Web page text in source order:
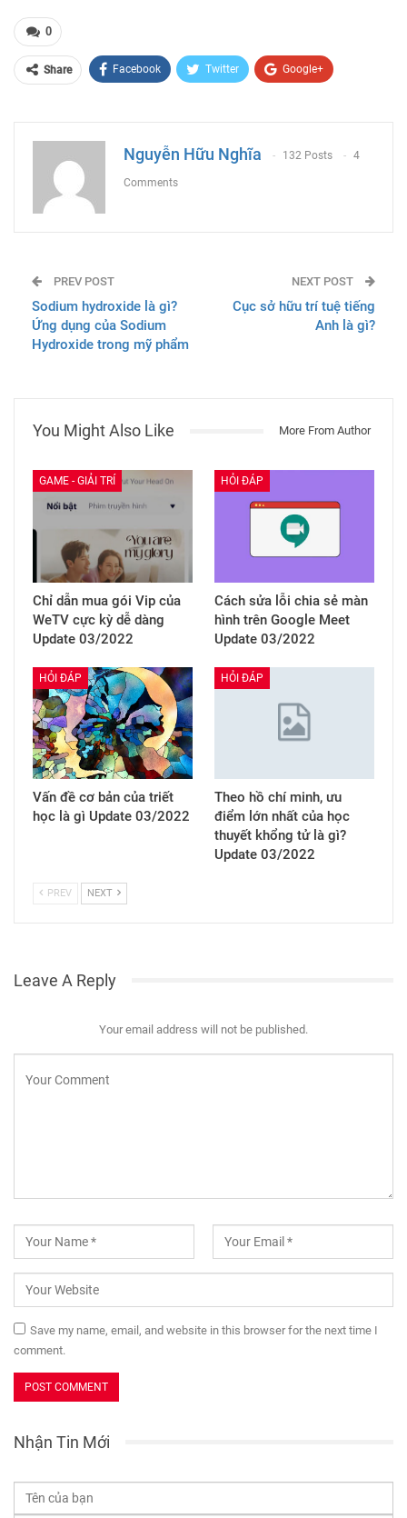
0
Share Facebook Twitter Google+
Email
Nguyễn Hữu Nghĩa 132 Posts 4
Comments
PREV POST
Sodium hydroxide là gì?
Ứng dụng của Sodium
Hydroxide trong mỹ phẩm
NEXT POST
Cục sở hữu trí tuệ tiếng
Anh là gì?
You Might Also Like More From Author
GAME - GIẢI TRÍ
Chỉ dẫn mua gói Vip của
WeTV cực kỳ dễ dàng
Update 03/2022
HỎI ĐÁP
Cách sửa lỗi chia sẻ màn
hình trên Google Meet
Update 03/2022
HỎI ĐÁP
Vấn đề cơ bản của triết
học là gì Update 03/2022
HỎI ĐÁP
Theo hồ chí minh, ưu
điểm lớn nhất của học
thuyết khổng tử là gì?
Update 03/2022
PREV NEXT
Leave A Reply
Your email address will not be published.
Save my name, email, and website in this browser for the next time I
comment.
Nhận Tin Mới